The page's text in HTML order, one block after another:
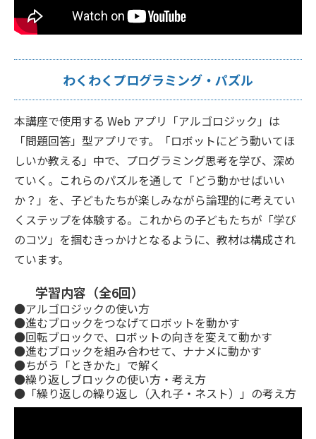
わくわくプログラミング・パズル
本講座で使用する Web アプリ「アルゴロジック」は
「問題回答」型アプリです。「ロボットにどう動いてほ
しいか教える」中で、プログラミング思考を学び、深め
ていく。これらのパズルを通して「どう動かせばいい
か？」を、子どもたちが楽しみながら論理的に考えてい
くステップを体験する。これからの子どもたちが「学び
のコツ」を掴むきっかけとなるように、教材は構成され
ています。
学習内容（全6回）
●アルゴロジックの使い方
●進むブロックをつなげてロボットを動かす
●回転ブロックで、ロボットの向きを変えて動かす
●進むブロックを組み合わせて、ナナメに動かす
●ちがう「ときかた」で解く
●繰り返しブロックの使い方・考え方
●「繰り返しの繰り返し（入れ子・ネスト）」の考え方